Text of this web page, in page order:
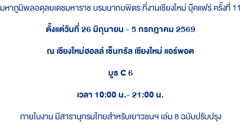
มหาภูมิพลอดุลยเดชมหาราช บรมนาถบพิตร ที่งานเชียงใหม่ บุ๊คแฟร์ ครั้งที่ 11
ตั้งแต่วันที่ 26 มิถุนายน - 5 กรกฎาคม 2569
ณ เชียงใหม่ฮอลล์ เซ็นทรัล เชียงใหม่ แอร์พอต
บูธ C 6
เวลา 10:00 น.- 21:00 น.
ภายในงาน มีสารานุกรมไทยสำหรับเยาวชนฯ เล่ม 8 ฉบับปรับปรุง